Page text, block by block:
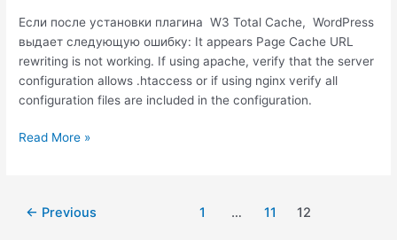
Если после установки плагина W3 Total Cache, WordPress
выдает следующую ошибку: It appears Page Cache URL
rewriting is not working. If using apache, verify that the server
configuration allows .htaccess or if using nginx verify all
configuration files are included in the configuration.
WordPress
Total
Read More »
Post← Previous 1 … 11 12